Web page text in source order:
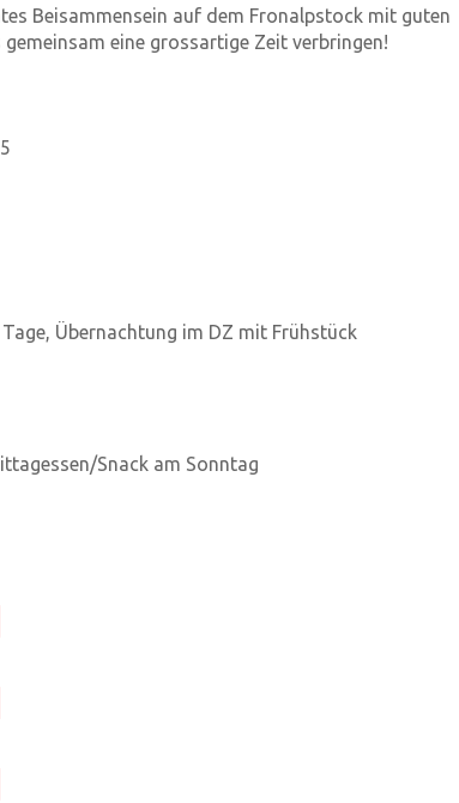
Beisammensein auf dem Fronalpstock mit guten
eine grossartige Zeit verbringen!
Übernachtung im DZ mit Frühstück
Snack am Sonntag